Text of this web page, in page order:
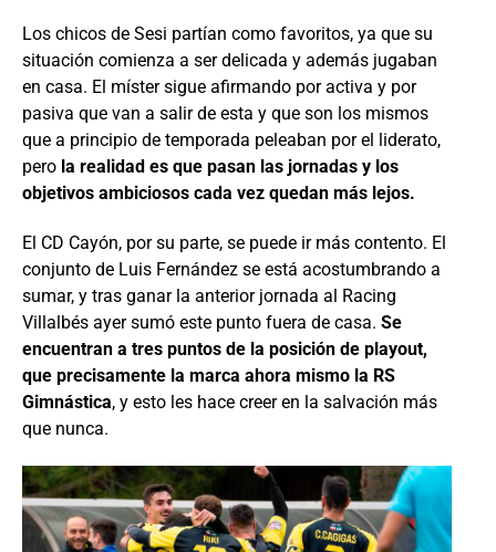
Los chicos de Sesi partían como favoritos, ya que su
situación comienza a ser delicada y además jugaban
en casa. El míster sigue afirmando por activa y por
pasiva que van a salir de esta y que son los mismos
que a principio de temporada peleaban por el liderato,
pero la realidad es que pasan las jornadas y los
objetivos ambiciosos cada vez quedan más lejos.
El CD Cayón, por su parte, se puede ir más contento. El
conjunto de Luis Fernández se está acostumbrando a
sumar, y tras ganar la anterior jornada al Racing
Villalbés ayer sumó este punto fuera de casa. Se
encuentran a tres puntos de la posición de playout,
que precisamente la marca ahora mismo la RS
Gimnástica, y esto les hace creer en la salvación más
que nunca.